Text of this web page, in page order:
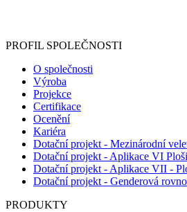
PROFIL SPOLEČNOSTI
O společnosti
Výroba
Projekce
Certifikace
Ocenění
Kariéra
Dotační projekt - Mezinárodní
Dotační projekt - Aplikace VI
Dotační projekt - Aplikace VII -
Dotační projekt - Genderová
PRODUKTY